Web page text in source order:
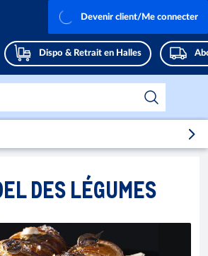
Dispo & Retrait en Halles
Devenir client/Me connecter
DES LÉGUMES